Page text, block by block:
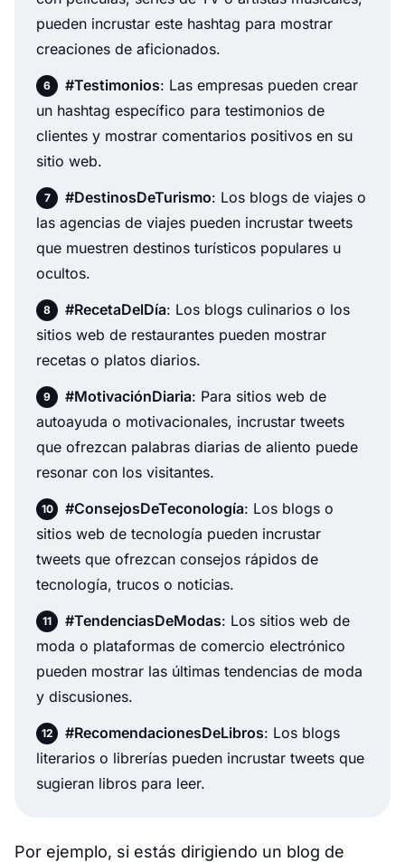
pueden incrustar este hashtag para mostrar
creaciones de aficionados.
#Testimonios: Las empresas pueden crear
un hashtag específico para testimonios de
clientes y mostrar comentarios positivos en su
sitio web.
#DestinosDeTurismo: Los blogs de viajes o
las agencias de viajes pueden incrustar tweets
que muestren destinos turísticos populares u
ocultos.
#RecetaDelDía: Los blogs culinarios o los
sitios web de restaurantes pueden mostrar
recetas o platos diarios.
#MotivaciónDiaria: Para sitios web de
autoayuda o motivacionales, incrustar tweets
que ofrezcan palabras diarias de aliento puede
resonar con los visitantes.
#ConsejosDeTeconología: Los blogs o
sitios web de tecnología pueden incrustar
tweets que ofrezcan consejos rápidos de
tecnología, trucos o noticias.
#TendenciasDeModas: Los sitios web de
moda o plataformas de comercio electrónico
pueden mostrar las últimas tendencias de moda
y discusiones.
#RecomendacionesDeLibros: Los blogs
literarios o librerías pueden incrustar tweets que
sugieran libros para leer.
Por ejemplo, si estás dirigiendo un blog de